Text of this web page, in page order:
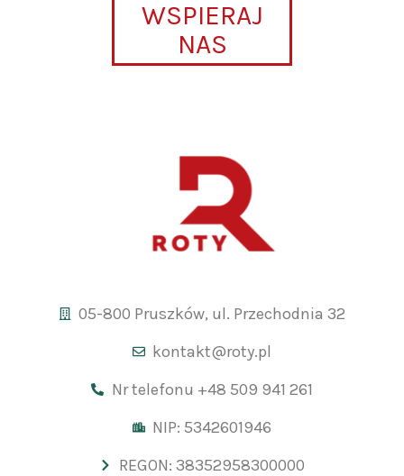
WSPIERAJ
NAS
05-800 Pruszków, ul. Przechodnia 32
kontakt@roty.pl
Nr telefonu +48 509 941 261
NIP: 5342601946
REGON: 38352958300000